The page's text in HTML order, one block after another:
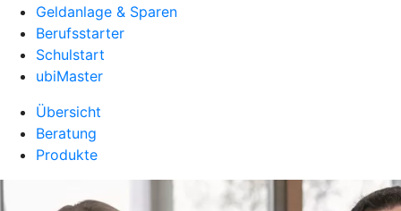
Geldanlage & Sparen
Berufsstarter
Schulstart
ubiMaster
Übersicht
Beratung
Produkte